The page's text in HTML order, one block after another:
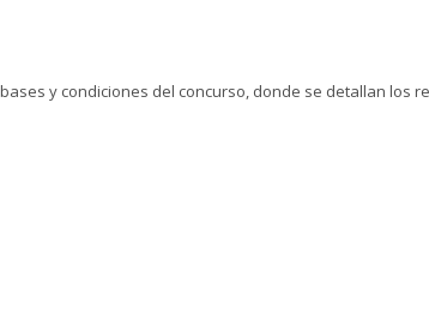
y condiciones del concurso, donde se detallan los